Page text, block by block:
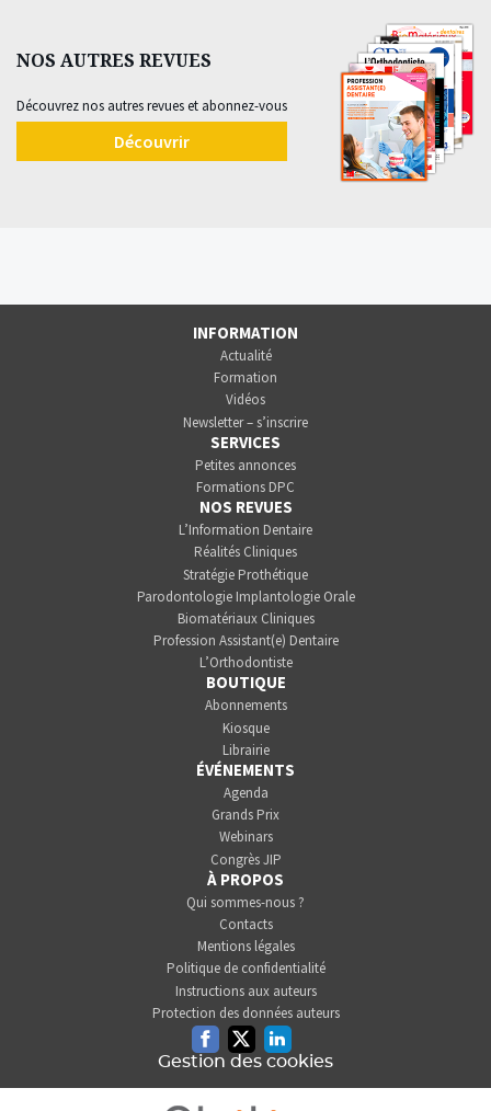
NOS AUTRES REVUES
Découvrez nos autres revues et abonnez-vous
Découvrir
INFORMATION
Actualité
Formation
Vidéos
Newsletter – s’inscrire
SERVICES
Petites annonces
Formations DPC
NOS REVUES
L’Information Dentaire
Réalités Cliniques
Stratégie Prothétique
Parodontologie Implantologie Orale
Biomatériaux Cliniques
Profession Assistant(e) Dentaire
L’Orthodontiste
BOUTIQUE
Abonnements
Kiosque
Librairie
ÉVÉNEMENTS
Agenda
Grands Prix
Webinars
Congrès JIP
À PROPOS
Qui sommes-nous ?
Contacts
Mentions légales
Politique de confidentialité
Instructions aux auteurs
Protection des données auteurs
FacebookTwitterLinkedin
Gestion des cookies